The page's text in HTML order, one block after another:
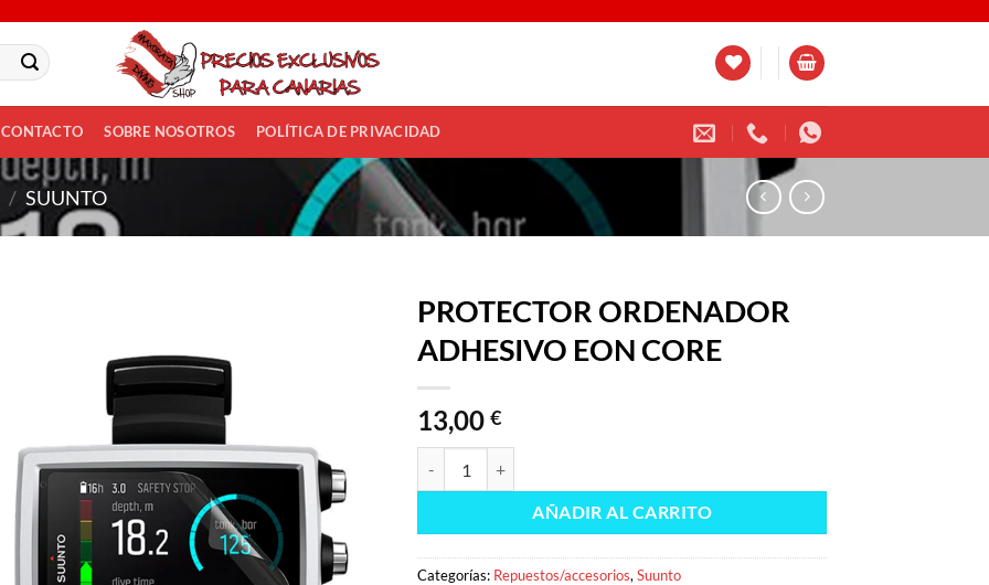
CONTACTO SOBRE NOSOTROS POLÍTICA DE PRIVACIDAD
/ SUUNTO
PROTECTOR ORDENADOR
ADHESIVO EON CORE
13,00€
AÑADIR AL CARRITO
Categorías: Repuestos/accesorios,Suunto